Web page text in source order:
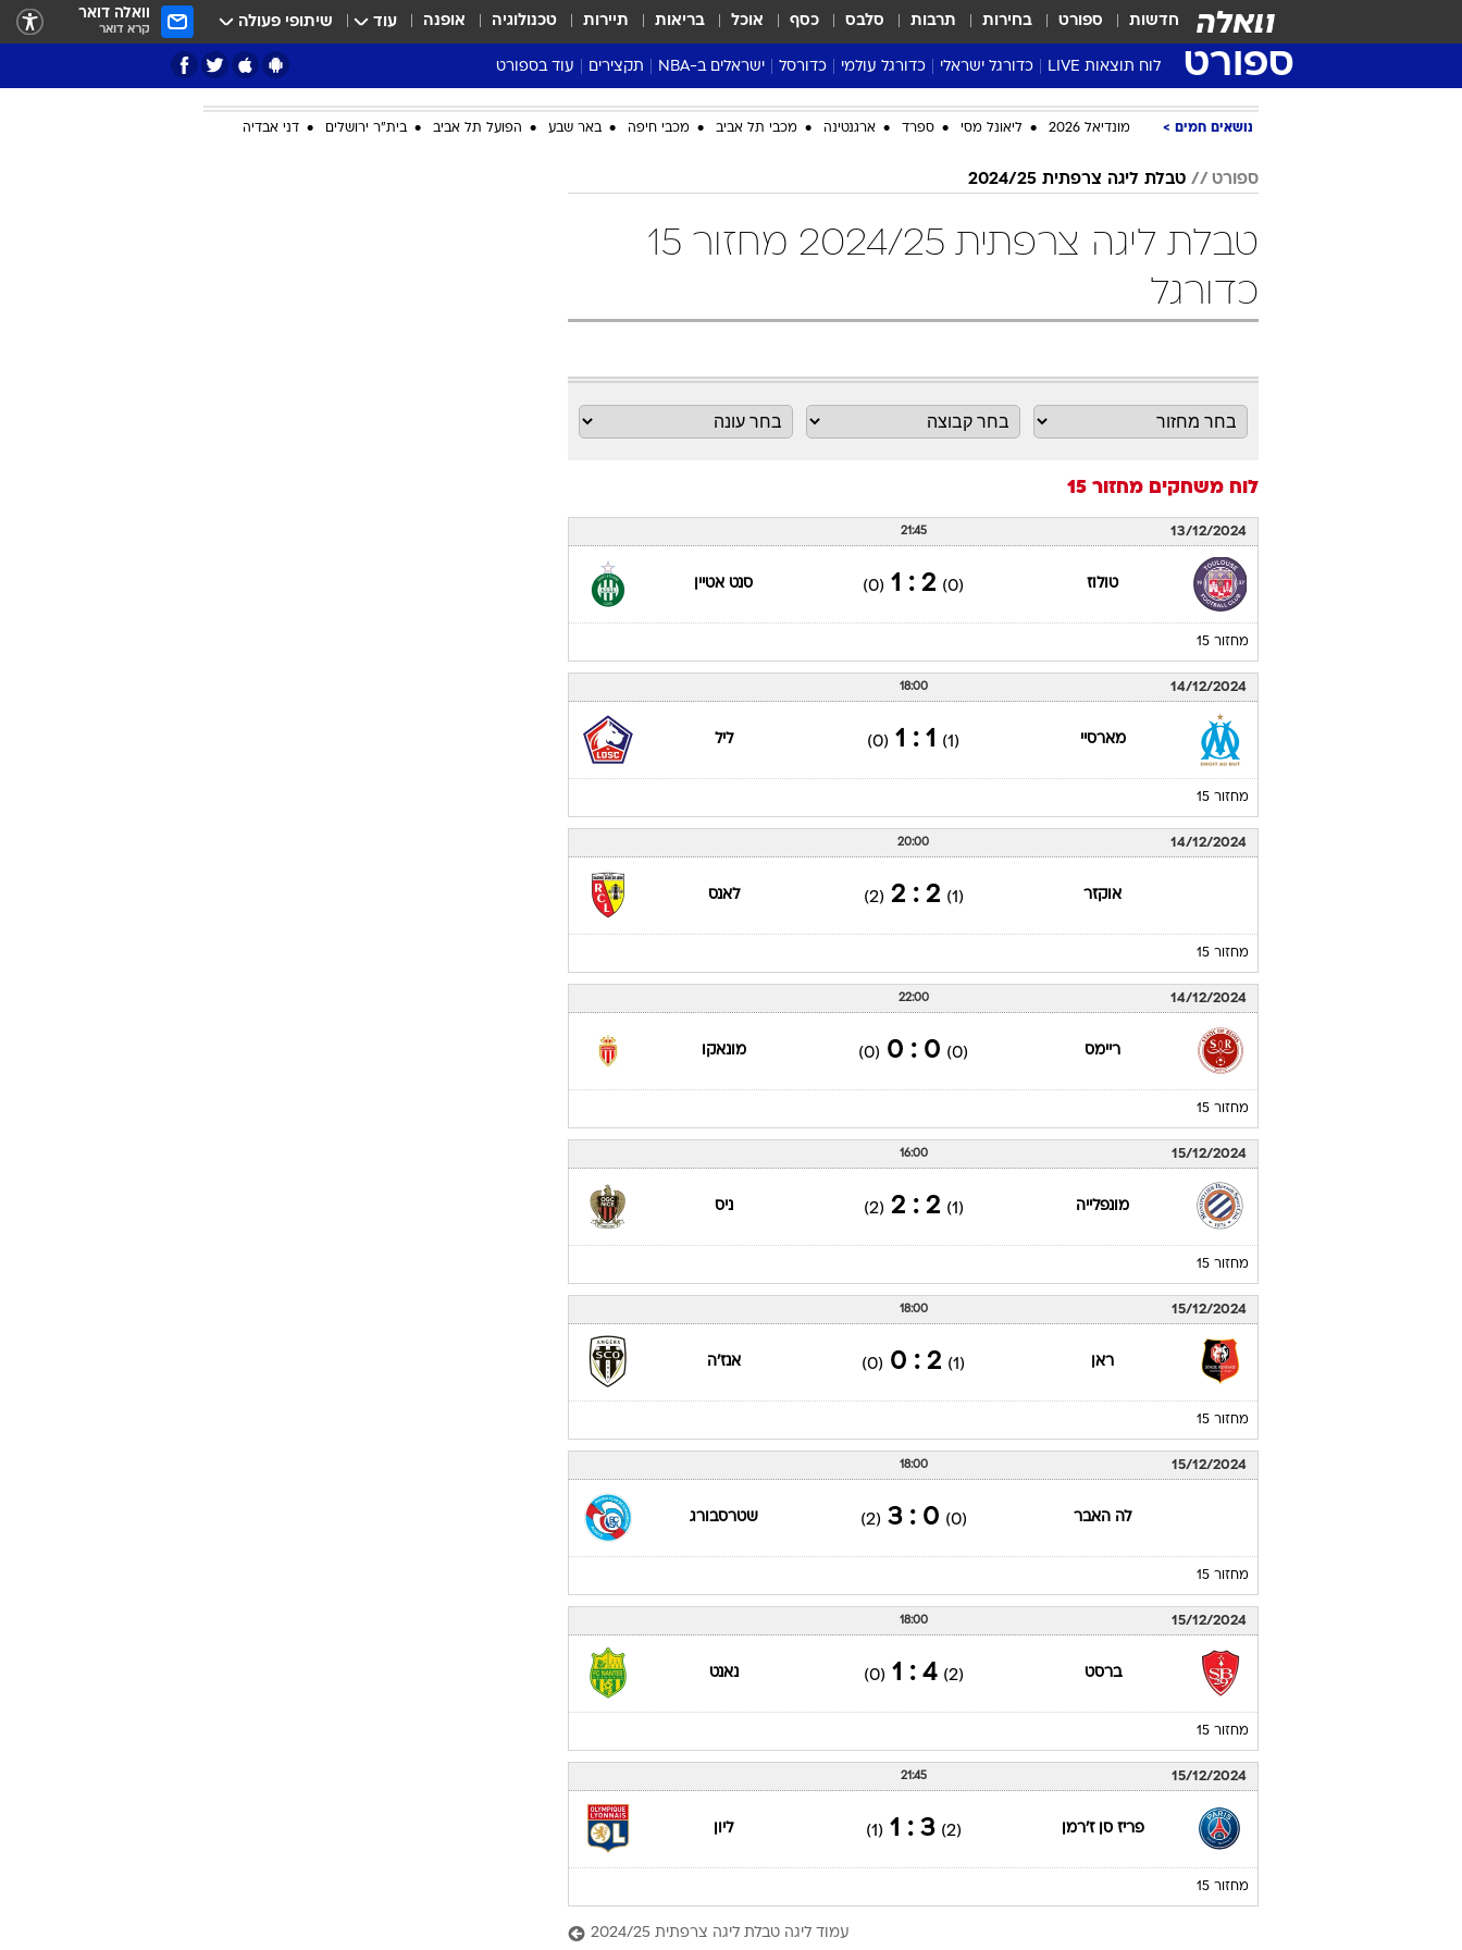
חדשות ספורט בחירות תרבות סלבס כסף אוכל בריאות תיירות טכנולוגיה אופנה עוד שיתופי פעולה וואלה דואר
קרא דואר
ספורט לוח תוצאות LIVE כדורגל ישראלי
ליגת העל Winner
גביע המדינה
שגרירים
כדורגל עולמי
ליגה אנגלית
ליגה צרפתית
כדורסל
ליגת העל
נבחרות ישראל בכדורסל
ישראלים ב-NBA
דני אבדיה
תקצירים עוד בספורט
מונדיאל 2026
NBA
כתבו לנו
נושאים חמים מונדיאל 2026 ליאונל מסי ספרד ארגנטינה מכבי תל אביב מכבי חיפה באר שבע הפועל תל אביב בית"ר ירושלים דני אבדיה
ספורט טבלת ליגה צרפתית 2024/25
טבלת ליגה צרפתית 2024/25 מחזור 15
כדורגל
לוח משחקים מחזור 15
13/12/2024
21:45
טולוז (0)
2 : 1
(0) סנט אטיין
מחזור 15
14/12/2024
18:00
מארסיי (1)
1 : 1
(0) ליל
מחזור 15
14/12/2024
20:00
אוקזר (1)
2 : 2
(2) לאנס
מחזור 15
14/12/2024
22:00
ריימס (0)
0 : 0
(0) מונאקו
מחזור 15
15/12/2024
16:00
מונפלייה (1)
2 : 2
(2) ניס
מחזור 15
15/12/2024
18:00
ראן (1)
2 : 0
(0) אנז'ה
מחזור 15
15/12/2024
18:00
לה האבר (0)
0 : 3
(2) שטרסבורג
מחזור 15
15/12/2024
18:00
ברסט (2)
4 : 1
(0) נאנט
מחזור 15
15/12/2024
21:45
פריז סן ז'רמן (2)
3 : 1
(1) ליון
מחזור 15
עמוד ליגה טבלת ליגה צרפתית 2024/25